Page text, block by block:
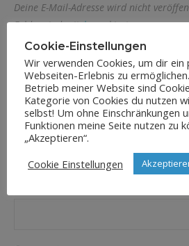
Deine E-Mail-Adresse wird nicht
Felder sind mit*markiert
Name*
E-Mail-Adresse*
Cookie-Einstellungen
Wir verwenden Cookies, um dir ein
Webseiten-Erlebnis zu
Betrieb meiner Website sind
Kategorie von Cookies du nutzen
selbst! Um ohne Einschränkungen
Funktionen meine Seite nutzen zu
„Akzeptieren“.
Cookie Einstellungen